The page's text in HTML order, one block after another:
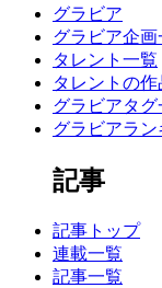
グラビア
グラビア企画
タレント一覧
タレントの作
グラビアタグ
グラビアラン
記事
記事トップ
連載一覧
記事一覧